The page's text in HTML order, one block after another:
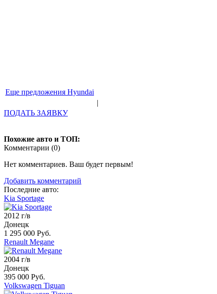
Еще предложения Hyundai
|
ПОДАТЬ ЗАЯВКУ
Похожие авто и ТОП:
Комментарии (0)
Нет комментариев. Ваш будет первым!
Добавить комментарий
Последние авто:
Kia Sportage
2012 г/в
Донецк
1 295 000 Руб.
Renault Megane
2004 г/в
Донецк
395 000 Руб.
Volkswagen Tiguan